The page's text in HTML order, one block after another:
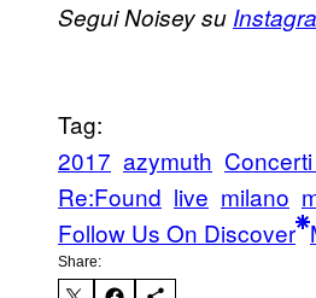
Segui Noisey su
Tag:
2017 azymuth
Re:Found live milano
Follow Us On Discover
Share: